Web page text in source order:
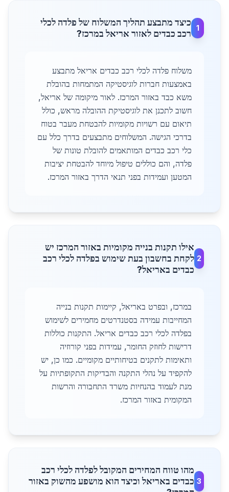
1
כיצד מתבצע תהליך המשלוח של פלדה לכלי
רכב כבדים לאזור אריאל במרכז?
משלוח פלדה לכלי רכב כבדים אריאל מתבצע
באמצעות חברות לוגיסטיקה המתמחות בהובלת
משא כבד באזור המרכז. לאור מיקומה של אריאל,
חשוב לתכנן את לוגיסטיקת ההובלה מראש, כולל
תיאום עם רשויות מקומיות להבטחת מעבר בטוח
בדרכי הגישה. המשלוחים מתבצעים בדרך כלל עם
כלי רכב כבדים המותאמים להובלת טונות של
פלדה, והם כוללים טיפול מיוחד להבטחת יציבות
המטען ועמידות בפני תנאי הדרך באזור המרכז.
2
אילו תקנות בנייה מקומיות באזור המרכז יש
לקחת בחשבון בעת שימוש בפלדה לכלי רכב
כבדים באריאל?
במרכז, ובפרט באריאל, קיימות תקנות בנייה
המחייבות עמידה בסטנדרטים מחמירים לשימוש
בפלדה לכלי רכב כבדים אריאל. התקנות כוללות
דרישות לחוזק החומר, עמידות בפני קורוזיה
ותאימות לתקנים בטיחותיים מקומיים. כמו כן, יש
להקפיד על נהלי התקנה והבדיקות התקופתיות על
מנת לעמוד בהנחיות משרד התחבורה והרשות
המקומית באזור המרכז.
3
מהו טווח המחירים המקובל לפלדה לכלי רכב
כבדים באריאל וכיצד הוא מושפע מהשוק באזור